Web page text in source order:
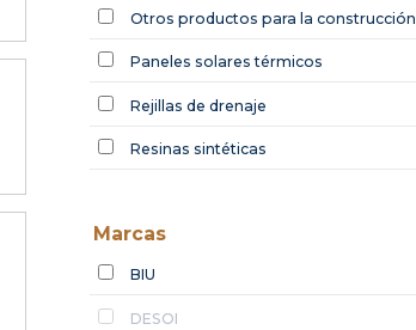
Otros productos para la construcción
Paneles solares térmicos
Rejillas de drenaje
Resinas sintéticas
Marcas
BIU
DESOI